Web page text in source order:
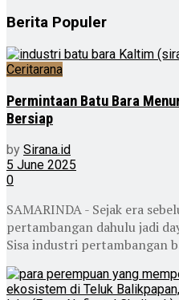
Berita Populer
Ceritarana
Permintaan Batu Bara
Bersiap
by Sirana.id
5 June 2025
0
SAMARINDA - Sejak era
pertambangan dahulu jadi
Sisa industri pertambangan